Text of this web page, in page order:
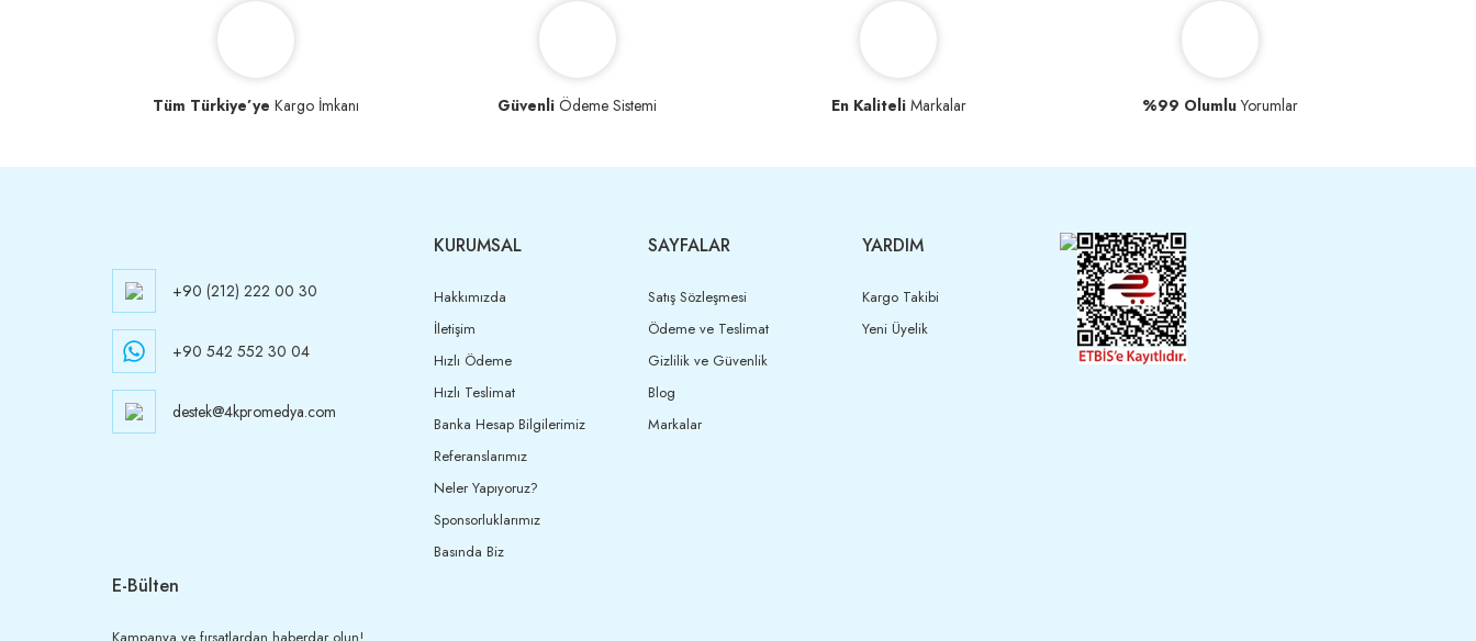
Tüm Türkiye’ye Kargo İmkanı Güvenli Ödeme Sistemi En KaliteliMarkalar %99 OlumluYorumlar
+90 (212) 222 00 30
+90 542 552 30 04
destek@4kpromedya.com
KURUMSAL
Hakkımızda
İletişim
Hızlı Ödeme
Hızlı Teslimat
Banka Hesap Bilgilerimiz
Referanslarımız
Neler Yapıyoruz?
Sponsorluklarımız
Basında Biz
SAYFALAR
Satış Sözleşmesi
Ödeme ve Teslimat
Gizlilik ve Güvenlik
Blog
Markalar
YARDIM
Kargo Takibi
Yeni Üyelik
E-Bülten
Kampanya ve fırsatlardan haberdar olun!